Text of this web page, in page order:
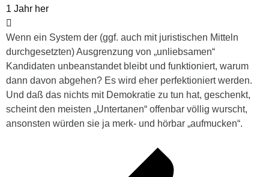
1 Jahr her
Wenn ein System der (ggf. auch mit juristischen Mitteln
durchgesetzten) Ausgrenzung von „unliebsamen“
Kandidaten unbeanstandet bleibt und funktioniert, warum
dann davon abgehen? Es wird eher perfektioniert werden.
Und daß das nichts mit Demokratie zu tun hat, geschenkt,
scheint den meisten „Untertanen“ offenbar völlig wurscht,
ansonsten würden sie ja merk- und hörbar „aufmucken“.